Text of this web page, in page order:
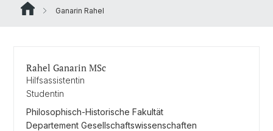
Ganarin Rahel
Rahel Ganarin MSc
Hilfsassistentin
Studentin
Philosophisch-Historische Fakultät
Departement Gesellschaftswissenschaften